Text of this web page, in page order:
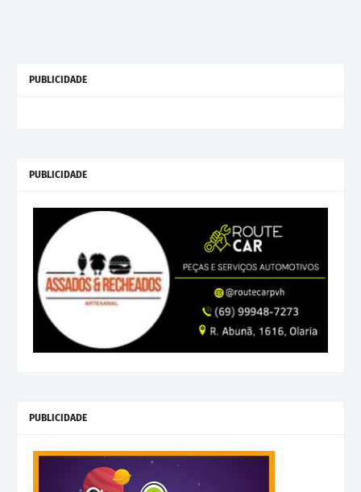
PUBLICIDADE
PUBLICIDADE
PUBLICIDADE